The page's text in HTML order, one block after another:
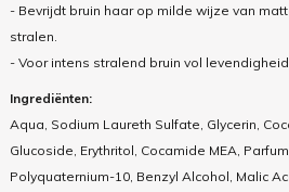
- Bevrijdt bruin haar op milde wijze van
stralen.
- Voor intens stralend bruin vol levendigheid.
Ingrediënten:
Aqua, Sodium Laureth Sulfate, Glycerin,
Glucoside, Erythritol, Cocamide MEA,
Polyquaternium-10, Benzyl Alcohol, Malic